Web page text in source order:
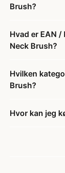
Brush?
Hvad er EAN
Neck Brush?
Hvilken
Brush?
Hvor kan jeg